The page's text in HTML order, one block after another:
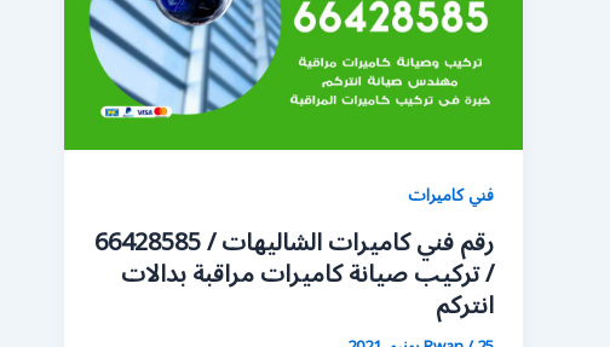
فني كاميرات
رقم فني كاميرات الشاليهات / 66428585
/ تركيب صيانة كاميرات مراقبة بدالات
انتركم